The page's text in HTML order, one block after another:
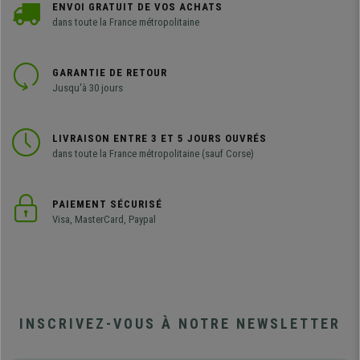
ENVOI GRATUIT DE VOS ACHATS
dans toute la France métropolitaine
GARANTIE DE RETOUR
Jusqu'à 30 jours
LIVRAISON ENTRE 3 ET 5 JOURS OUVRÉS
dans toute la France métropolitaine (sauf Corse)
PAIEMENT SÉCURISÉ
Visa, MasterCard, Paypal
INSCRIVEZ-VOUS À NOTRE NEWSLETTER